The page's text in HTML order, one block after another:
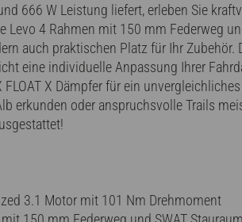
666 W Leistung liefert, erleben Sie
Levo 4 Rahmen mit 150 mm Federweg
auch praktischen Platz für Ihr
eine individuelle Anpassung Ihrer
FLOAT X Dämpfer für ein
erkunden oder anspruchsvolle Trails
3.1 Motor mit 101 Nm Drehmoment